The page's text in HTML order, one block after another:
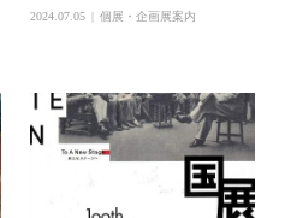
2024.07.05 個展・企画展案内